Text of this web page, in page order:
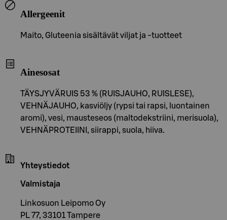
Allergeenit
Maito, Gluteenia sisältävät viljat ja -tuotteet
Ainesosat
TÄYSJYVÄRUIS 53 % (RUISJAUHO, RUISLESE),
VEHNÄJAUHO, kasviöljy (rypsi tai rapsi, luontainen
aromi), vesi, mausteseos (maltodekstriini, merisuola),
VEHNÄPROTEIINI, siirappi, suola, hiiva.
Yhteystiedot
Valmistaja
Linkosuon Leipomo Oy
PL 77, 33101 Tampere